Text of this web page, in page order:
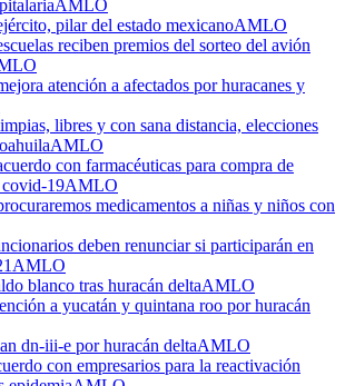
AMLO
pilar del estado mexicanoAMLO
reciben premios del sorteo del avión
atención a afectados por huracanes y
libres y con sana distancia, elecciones
AMLO
con farmacéuticas para compra de
covid-19AMLO
medicamentos a niñas y niños con
deben renunciar si participarán en
AMLO
blanco tras huracán deltaAMLO
a yucatán y quintana roo por huracán
dn-iii-e por huracán deltaAMLO
con empresarios para la reactivación